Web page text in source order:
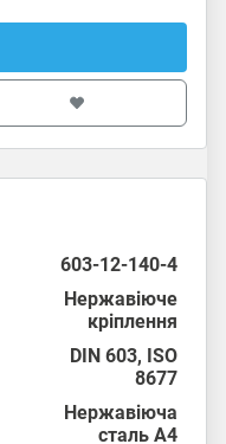
603-12-140-4
Нержавіюче
кріплення
DIN 603, ISO
8677
Нержавіюча
сталь А4